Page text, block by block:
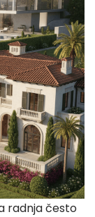
radnja često